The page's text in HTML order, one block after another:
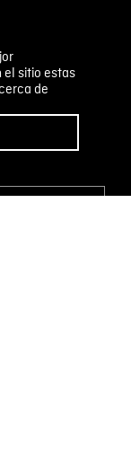
el sitio estas
de